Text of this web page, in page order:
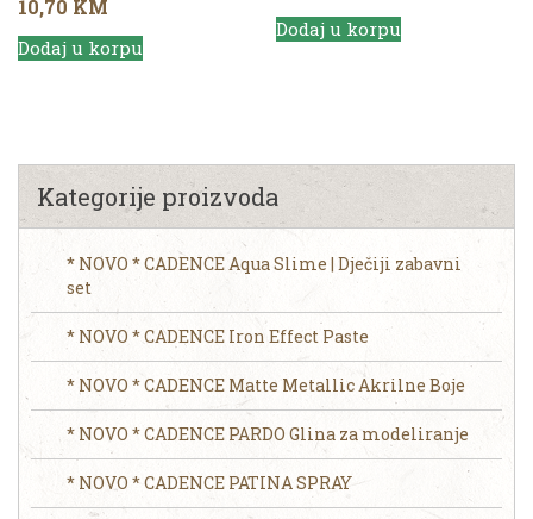
10,70 KM
Dodaj u korpu
Dodaj u korpu
Kategorije proizvoda
* NOVO * CADENCE Aqua Slime | Dječiji zabavni
set
* NOVO * CADENCE Iron Effect Paste
* NOVO * CADENCE Matte Metallic Akrilne Boje
* NOVO * CADENCE PARDO Glina za modeliranje
* NOVO * CADENCE PATINA SPRAY